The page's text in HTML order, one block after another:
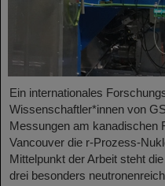
Ein internationales
Wissenschaftler*innen von
Messungen am kanadischen
Vancouver die r-Prozess-
Mittelpunkt der Arbeit steht
drei besonders